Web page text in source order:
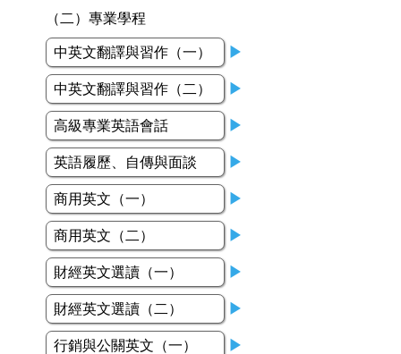
（二）專業學程
中英文翻譯與習作（一） ▶
中英文翻譯與習作（二） ▶
高級專業英語會話 ▶
英語履歷、自傳與面談 ▶
商用英文（一） ▶
商用英文（二） ▶
財經英文選讀（一） ▶
財經英文選讀（二） ▶
行銷與公關英文（一） ▶